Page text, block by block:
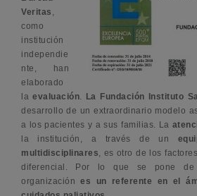
Veritas ,
como
institución
independie
nte, han
elaborado
laevaluación. La Fundación Instituto
desarrollo de un extraordinario modelo
a los pacientes y a sus familias. La
la institución, a través de un
multidisciplinares, es otro de los
diferencial. Por lo que se pone de
organizaciónes un referente en el